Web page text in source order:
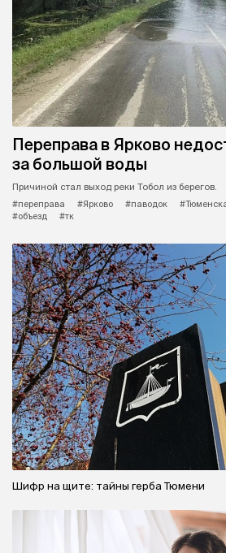
Переправа в Ярково
за большой воды
Причиной стал выход реки Тобол из берегов.
#переправа
#Ярково #паводок
#объезд
#тк
Шифр на щите: тайны герба Тюмени